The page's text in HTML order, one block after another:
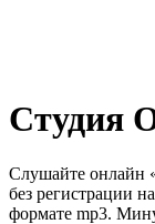
Студия
Слушайте онлайн
без регистрации
формате mp3.